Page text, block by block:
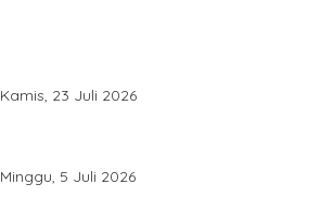
Kamis, 23 Juli 2026
Minggu, 5 Juli 2026